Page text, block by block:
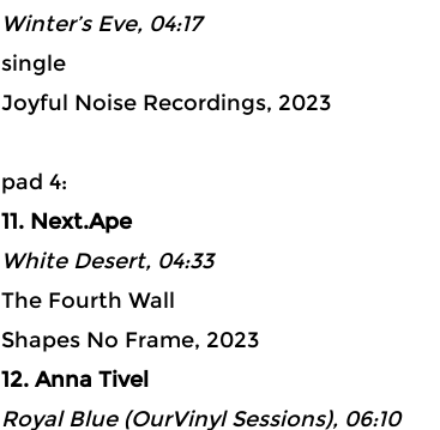
Winter’s Eve, 04:17
single
Joyful Noise Recordings, 2023
pad 4:
11. Next.Ape
White Desert, 04:33
The Fourth Wall
Shapes No Frame, 2023
12. Anna Tivel
Royal Blue (OurVinyl Sessions), 06:10